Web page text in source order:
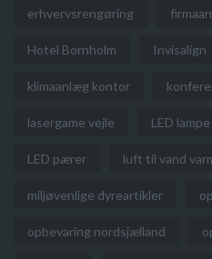
erhvervsrengøring
Hotel Bornholm Invisalign
klimaanlæg kontor
lasergame vejle LED lampe
LED pærer luft til vand
miljøvenlige dyreartikler
opbevaring nordsjælland